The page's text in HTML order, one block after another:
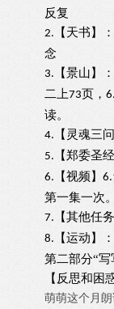
反复
2. 【天书】：
念
3. 【景山】：
二上73页，
读。
4. 【灵魂三问
5. 【郑委圣经
6. 【视频】
第一集一次。
7. 【其他任
8. 【运动】 ：
第二部分“写
【反思和困
萌萌这个月